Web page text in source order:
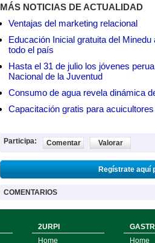
MÁS NOTICIAS DE ACTUALIDAD
Ventajas del marketing relacional
Educación Inicial gratuita del
todo el país
Hasta el 31 de julio los jóvenes
Nacional de la Juventud
Consumo de agua revela dinámica
Capacitación gratis para
Participa: Comentar Valorar
Regístrate aquí
COMENTARIOS
2URPI
Home
Home